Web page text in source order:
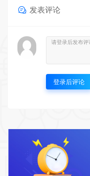
发表评论
登录后评论